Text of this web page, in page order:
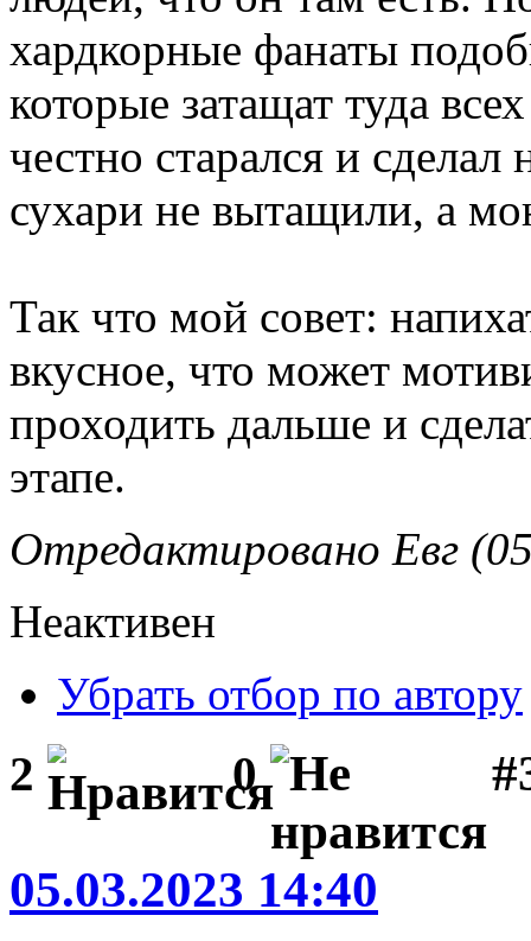
хардкорные фанаты
которые затащат туда
честно старался и
сухари не вытащили, а
Так что мой совет:
вкусное, что может
проходить дальше и
этапе.
Отредактировано Евг
Неактивен
Убрать отбор по автору
2 0
05.03.2023 14:40